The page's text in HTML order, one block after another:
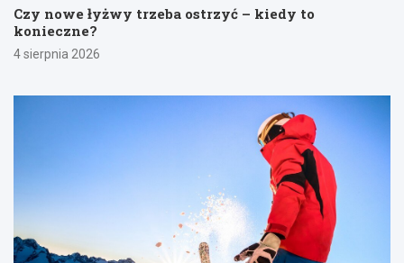
Czy nowe łyżwy trzeba ostrzyć – kiedy to
konieczne?
4 sierpnia 2026